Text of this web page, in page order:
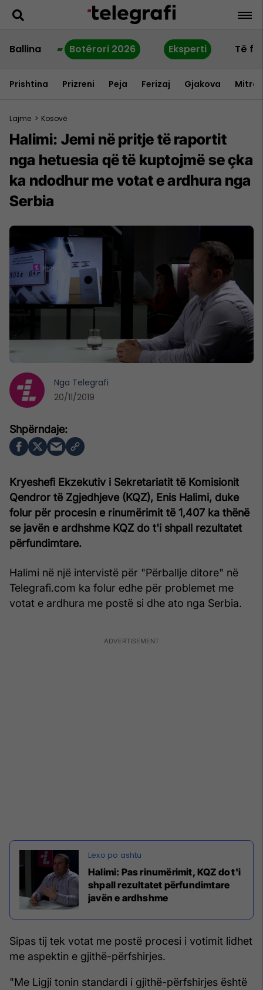
Ballina Botërori 2026 Eksperti Të
Prishtina Prizreni Peja Ferizaj Gjakova
Lajme > Kosovë
Halimi: Jemi në pritje të raportit
nga hetuesia që të kuptojmë se çka
ka ndodhur me votat e ardhura nga
Serbia
Kryeshefi Ekzekutiv i Sekretariatit të Komisionit
Qendror të Zgjedhjeve (KQZ), Enis Halimi, duke
folur për procesin e rinumërimit të 1,407 ka thënë
se javën e ardhshme KQZ do t'i shpall rezultatet
përfundimtare.
Halimi në një intervistë për "Përballje ditore" në
Telegrafi.com ka folur edhe për problemet me
votat e ardhura me postë si dhe ato nga Serbia.
Halimi: Pas rinumërimit, KQZ do t'i
shpall rezultatet përfundimtare
javën e ardhshme
Sipas tij tek votat me postë procesi i votimit lidhet
me aspektin e gjithë-përfshirjes.
"Me Ligji tonin standardi i gjithë-përfshirjes është
Nga Telegrafi
20/11/2019